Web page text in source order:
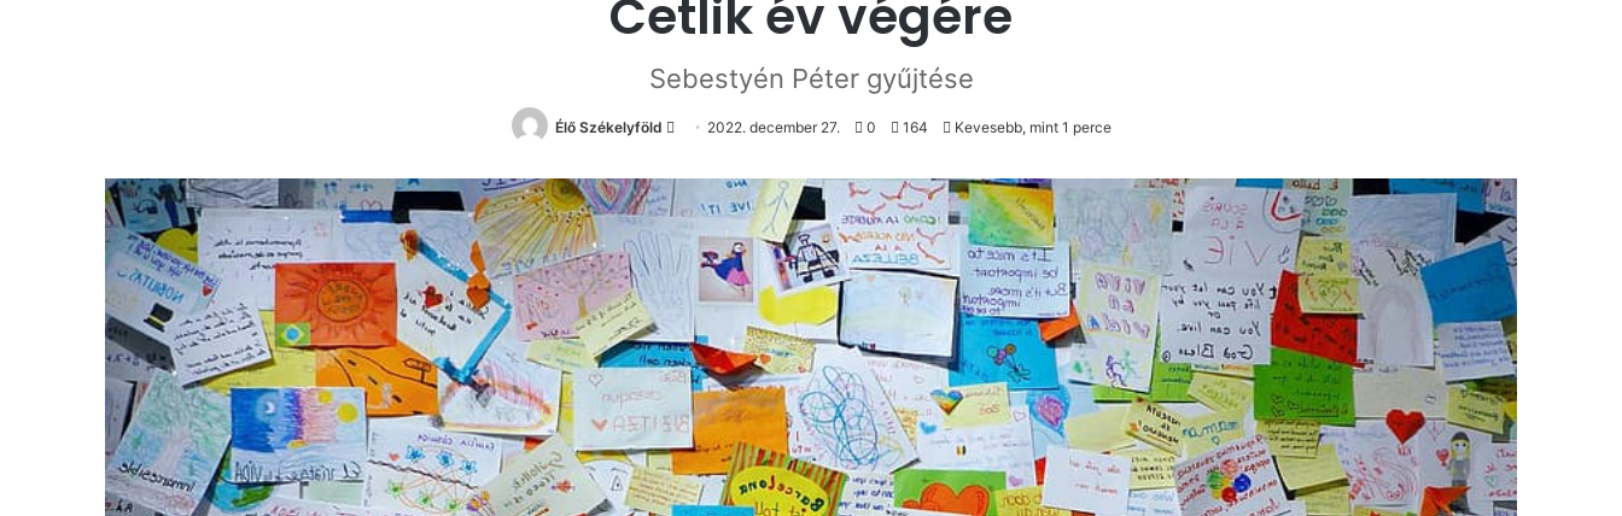
Cetlik év végére
Sebestyén Péter gyűjtése
Élő Székelyföld
Send
email
2022. december 27. 0 164 Kevesebb, mint 1 perce